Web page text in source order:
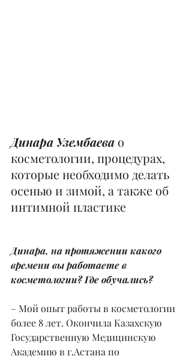
Динара Узембаева о
косметологии, процедурах,
которые необходимо делать
осенью и зимой, а также об
интимной пластике
Динара, на протяжении какого
времени вы работаете в
косметологии? Где обучались?
– Мой опыт работы в косметологии
более 8 лет. Окончила Казахскую
Государственную Медицинскую
Академию в г.Астана по